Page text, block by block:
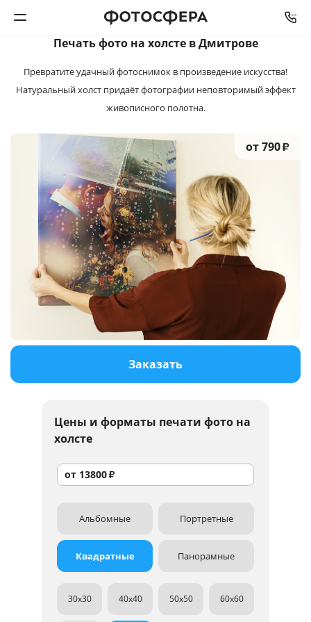
Печать фото
Календари
Интерьерная печать
Фотоподарки
Багетная мастерская
Полиграфия
Печать фото на холсте в Дмитрове
Превратите удачный фотоснимок в произведение искусства!
Натуральный холст придаёт фотографии неповторимый эффект
живописного полотна.
от 790₽
Заказать
Цены и форматы печати фото на
холсте
от 13800₽
Альбомные Портретные
Квадратные Панорамные
30x30 40x40 50x50 60x60